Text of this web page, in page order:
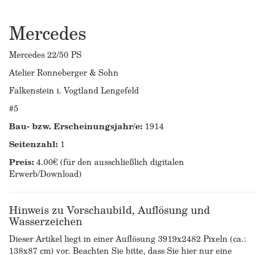
Mercedes
Mercedes 22/50 PS
Atelier Ronneberger & Sohn
Falkenstein i. Vogtland Lengefeld
#5
Bau- bzw. Erscheinungsjahr/e: 1914
Seitenzahl: 1
Preis:4.00€ (für den ausschließlich digitalen
Erwerb/Download)
Hinweis zu Vorschaubild, Auflösung und
Wasserzeichen
Dieser Artikel liegt in einer Auflösung 3919x2482 Pixeln (ca.:
138x87 cm) vor. Beachten Sie bitte, dass Sie hier nur eine